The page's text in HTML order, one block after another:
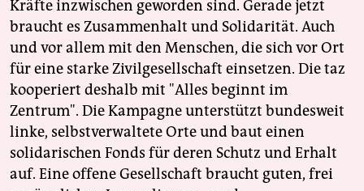
Kräfte inzwischen geworden sind. Gerade jetzt
braucht es Zusammenhalt und Solidarität. Auch
und vor allem mit den Menschen, die sich vor Ort
für eine starke Zivilgesellschaft einsetzen. Die taz
kooperiert deshalb mit "Alles beginnt im
Zentrum". Die Kampagne unterstützt bundesweit
linke, selbstverwaltete Orte und baut einen
solidarischen Fonds für deren Schutz und Erhalt
auf. Eine offene Gesellschaft braucht guten, frei